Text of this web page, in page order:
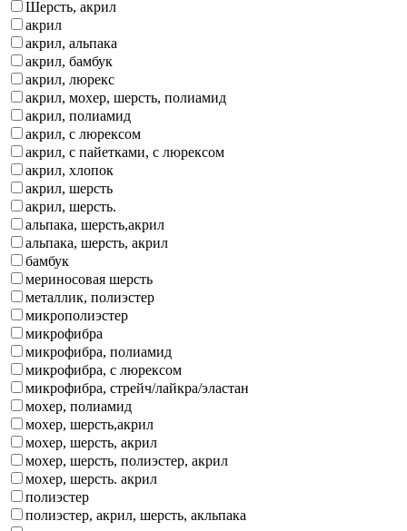
Шерсть, акрил
акрил
акрил, альпака
акрил, бамбук
акрил, люрекс
акрил, мохер, шерсть, полиамид
акрил, полиамид
акрил, с люрексом
акрил, с пайетками, с люрексом
акрил, хлопок
акрил, шерсть
акрил, шерсть.
альпака, шерсть,акрил
альпака, шерсть, акрил
бамбук
мериносовая шерсть
металлик, полиэстер
микрополиэстер
микрофибра
микрофибра, полиамид
микрофибра, с люрексом
микрофибра, стрейч/лайкра/эластан
мохер, полиамид
мохер, шерсть,акрил
мохер, шерсть, акрил
мохер, шерсть, полиэстер, акрил
мохер, шерсть. акрил
полиэстер
полиэстер, акрил, шерсть, акльпака